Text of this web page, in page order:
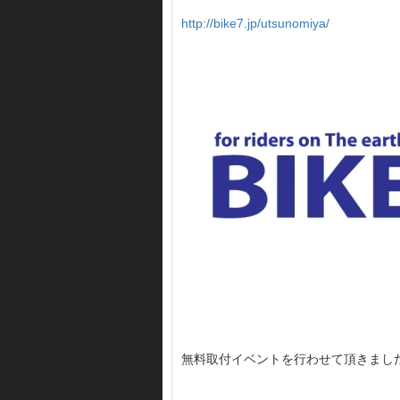
http://bike7.jp/utsunomiya/
無料取付イベントを行わせて頂きまし